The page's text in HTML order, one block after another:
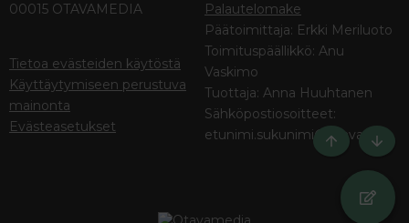
00015 OTAVAMEDIA
Tietoa evästeiden käytöstä
Käyttäytymiseen perustuva
mainonta
Evästeasetukset
Palautelomake
Päätoimittaja: Erkki Meriluoto
Toimituspäällikkö: Anu
Vaskimo
Tuottaja: Anna Huuhtanen
Sähköpostiosoitteet:
etunimi.sukunimi@otava.fi
Ylös